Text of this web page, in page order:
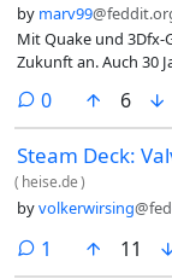
by marv99
Mit Quake und 3Dfx-
Zukunft an. Auch 30
0comments
6
Steam Deck:
( heise.de)
byvolkerwirsing
1 comment
11